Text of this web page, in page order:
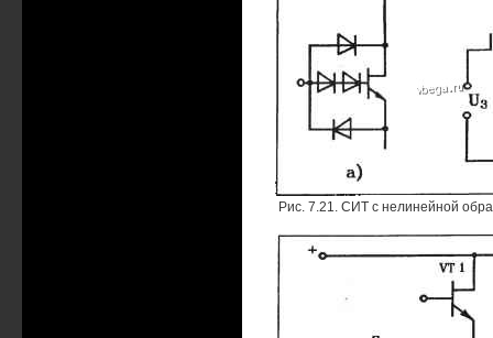
Рис. 7.21. СИТ с нелинейной